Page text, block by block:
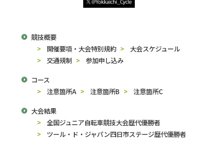
競技概要
開催要項・大会特別規約
大会スケジュール
交通規制
参加申し込み
コース
注意箇所A
注意箇所B
注意箇所C
大会結果
全国ジュニア自転車競技大会歴代優勝者
ツール・ド・ジャパン四日市ステージ歴代優勝者